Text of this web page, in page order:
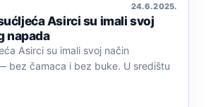
24. 6. 2025.
Asirci su imali svoj
napada
Asirci su imali svoj način
bez čamaca i bez buke. U središtu